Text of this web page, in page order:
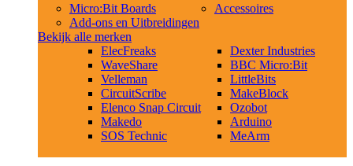
Micro:Bit Boards
Add-ons en Uitbreidingen
Accessoires
Bekijk alle merken
ElecFreaks
WaveShare
Velleman
CircuitScribe
Elenco Snap Circuit
Makedo
SOS Technic
Dexter Industries
BBC Micro:Bit
LittleBits
MakeBlock
Ozobot
Arduino
MeArm